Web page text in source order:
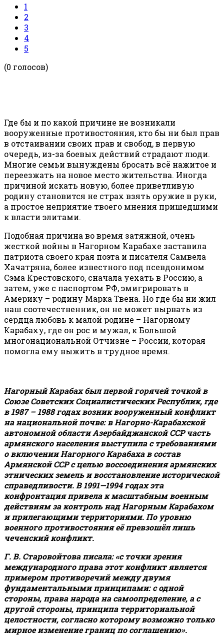
1
2
3
4
5
(0 голосов)
Где бы и по какой причине не возникали
вооруженные противостояния, кто бы ни был прав
в отстаивании своих прав и свобод, в первую
очередь, из-за боевых действий страдают люди.
Многие семьи вынуждены бросать всё нажитое и
переезжать на новое место жительства. Иногда
причиной искать новую, более приветливую
родину становится не страх взять оружие в руки,
а простое неприятие твоего мнения пришедшими
к власти элитами.
Подобная причина во время затяжной, очень
жесткой войны в Нагорном Карабахе заставила
патриота своего края поэта и писателя Самвела
Хачатряна, более известного под псевдонимом
Сэма Крестовского, сначала уехать в Россию, а
затем, уже с паспортом РФ, эмигрировать в
Америку – родину Марка Твена. Но где бы ни жил
наш соотечественник, он не может вырвать из
сердца любовь к малой родине – Нагорному
Карабаху, где он рос и мужал, к Большой
многонациональной Отчизне – России, которая
помогла ему выжить в трудное время.
Нагорный Карабах был первой горячей точкой в
Союзе Советских Социалистических Республик, где
в 1987 – 1988 годах возник вооруженный конфликт
на национальной почве:в Нагорно-Карабахской
автономной области Азербайджанской ССР часть
армянского населения выступила с требованиями
о включении Нагорного Карабаха в состав
Армянской ССР с целью воссоединения армянских
этнических земель и восстановление исторической
справедливости. В 1991—1994 годах эта
конфронтация привела к масштабным военным
действиям за контроль над Нагорным Карабахом
и прилегающими территориями. По уровню
военного противостояния её превзошёл лишь
чеченский конфликт.
Г. В. Старовойтова писала: «с точки зрения
международного права этот конфликт является
примером противоречий между двумя
фундаментальными принципами: с одной
стороны, права народа на самоопределение, а с
другой стороны, принципа территориальной
целостности, согласно которому возможно только
мирное изменение границ по соглашению».